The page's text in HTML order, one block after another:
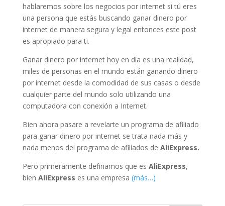
hablaremos sobre los negocios por internet si tú eres
una persona que estás buscando ganar dinero por
internet de manera segura y legal entonces este post
es apropiado para ti.
Ganar dinero por internet hoy en día es una realidad,
miles de personas en el mundo están ganando dinero
por internet desde la comodidad de sus casas o desde
cualquier parte del mundo solo utilizando una
computadora con conexión a Internet.
Bien ahora pasare a revelarte un programa de afiliado
para ganar dinero por internet se trata nada más y
nada menos del programa de afiliados de AliExpress.
Pero primeramente definamos que es AliExpress,
bien AliExpress es una empresa (más…)